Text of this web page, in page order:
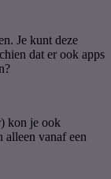
Je kunt deze
dat er ook apps
kon je ook
alleen vanaf een